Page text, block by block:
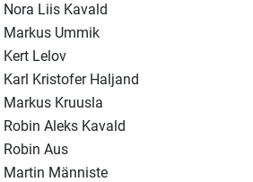
Nora Liis Kavald
Markus Ummik
Kert Lelov
Karl Kristofer Haljand
Markus Kruusla
Robin Aleks Kavald
Robin Aus
Martin Männiste